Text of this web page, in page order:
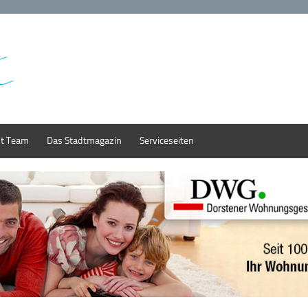
Team Das Stadtmagazin Serviceseiten